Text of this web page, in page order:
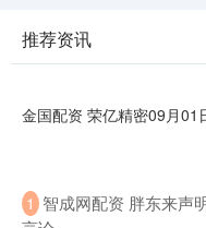
推荐资讯
金国配资 荣亿精密09月01
1 智成网配资 胖东来声